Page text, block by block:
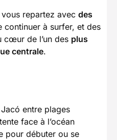
repartez avec des
continuer à surfer, et des
cœur de l’un des plus
centrale.
entre plages
face à l’océan
pour débuter ou se